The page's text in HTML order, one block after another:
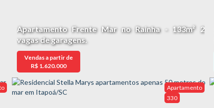
Apartamento Frente Mar no Rainha - 133m² 2
vagas de garagens.
R$1.620.000
Vendas a partir de
330
Apartamento